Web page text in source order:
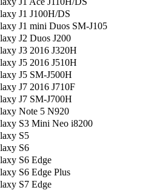
J1 J100H/DS
J1 mini Duos SM-J105
J2 Duos J200
J3 2016 J320H
J5 2016 J510H
J5 SM-J500H
J7 2016 J710F
J7 SM-J700H
Note 5 N920
S3 Mini Neo i8200
S5
S6
S6 Edge
S6 Edge Plus
S7 Edge